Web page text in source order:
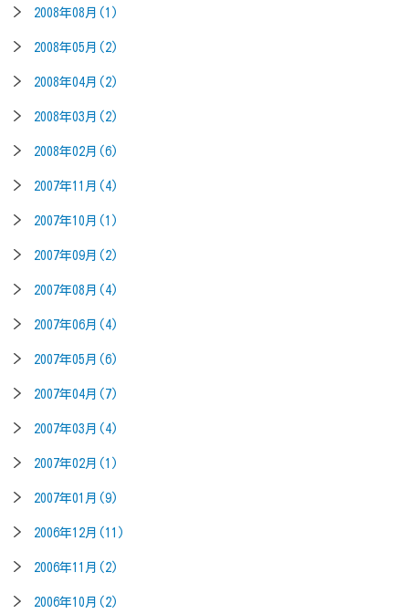
2008年08月(1)
2008年05月(2)
2008年04月(2)
2008年03月(2)
2008年02月(6)
2007年11月(4)
2007年10月(1)
2007年09月(2)
2007年08月(4)
2007年06月(4)
2007年05月(6)
2007年04月(7)
2007年03月(4)
2007年02月(1)
2007年01月(9)
2006年12月(11)
2006年11月(2)
2006年10月(2)